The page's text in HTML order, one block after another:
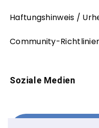
Haftungshinweis /
Community-
Soziale Medien